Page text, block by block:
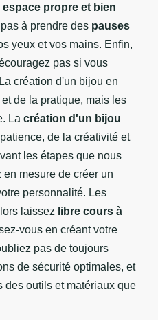
espace propre et bien
à prendre des pauses
yeux et vos mains. Enfin,
pas si vous
création d'un bijou en
de la pratique, mais les
La création d'un bijou
de la créativité et
les étapes que nous
mesure de créer un
personnalité. Les
laissez libre cours à
vous en créant votre
pas de toujours
de sécurité optimales, et
des outils et matériaux que